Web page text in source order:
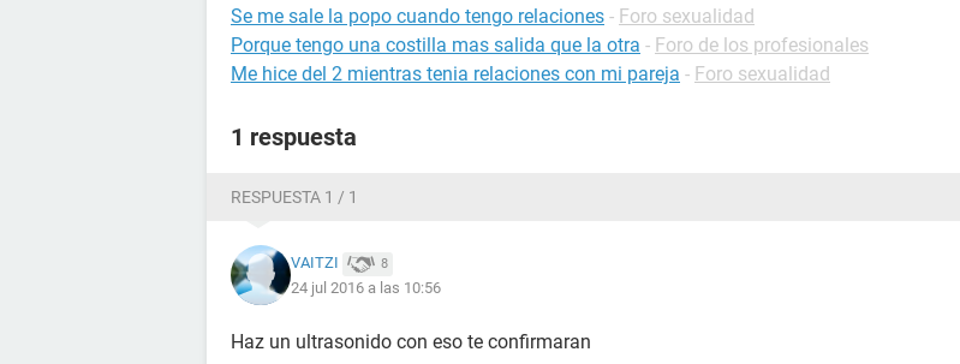
Se me sale la popo cuando tengo relaciones - Foro sexualidad
Porque tengo una costilla mas salida que la otra - Foro de los profesionales
Me hice del 2 mientras tenia relaciones con mi pareja - Foro sexualidad
1 respuesta
RESPUESTA 1 / 1
VAITZI 8
24 jul 2016 a las 10:56
Haz un ultrasonido con eso te confirmaran